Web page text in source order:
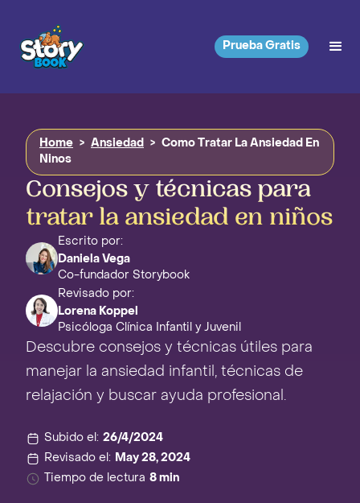
Prueba Gratis
Home > Ansiedad >
Como Tratar La Ansiedad En
Ninos
Consejos y técnicas para
tratar la ansiedad en niños
Escrito por:
Daniela Vega
Co-fundador Storybook
Revisado por:
Lorena Koppel
Psicóloga Clínica Infantil y Juvenil
Descubre consejos y técnicas útiles para
manejar la ansiedad infantil, técnicas de
relajación y buscar ayuda profesional.
Subido el: 26/4/2024
Revisado el:
May 28, 2024
Tiempo de lectura 8 min